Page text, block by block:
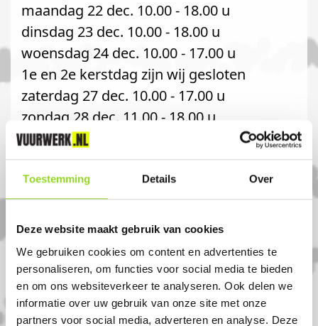
Toestemming Details Over
Deze website maakt gebruik van cookies
We gebruiken cookies om content en advertenties te
personaliseren, om functies voor social media te bieden
en om ons websiteverkeer te analyseren. Ook delen we
informatie over uw gebruik van onze site met onze
partners voor social media, adverteren en analyse. Deze
maandag 22 dec. 10.00 - 18.00 u
dinsdag 23 dec. 10.00 - 18.00 u
woensdag 24 dec. 10.00 - 17.00 u
1e en 2e kerstdag zijn wij gesloten
zaterdag 27 dec. 10.00 - 17.00 u
zondag 28 dec. 11.00 - 18.00 u
Losse verkoop 2025:
maandag 29 dec. 07.00 - 21.00 u
dinsdag 30 dec. 07.00 - 21.00 u
woensdag 31 dec. 07.00 - 18.00 u
Graag tot ziens!
Komt u uit sneek?